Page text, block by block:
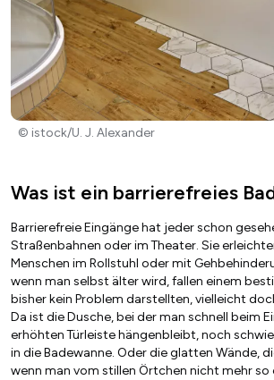
© istock/U. J. Alexander
Was ist ein barrierefreies
Barrierefreie Eingänge hat jeder schon
Straßenbahnen oder im Theater. Sie
Menschen im Rollstuhl oder mit
wenn man selbst älter wird, fallen einem
bisher kein Problem darstellten, vielleicht
Da ist die Dusche, bei der man schnell beim
erhöhten Türleiste hängenbleibt, noch
in die Badewanne. Oder die glatten Wände,
wenn man vom stillen Örtchen nicht mehr so